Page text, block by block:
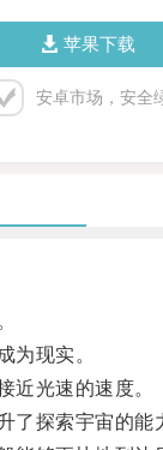
苹果下载
安卓市场，安全
现实。
光速的速度。
探索宇宙的能